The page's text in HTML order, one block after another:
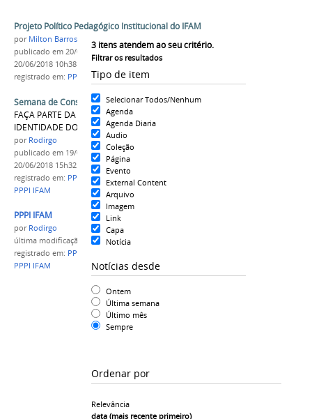
3 itens atendem ao seu critério.
Filtrar os resultados
Tipo de item
Selecionar Todos/Nenhum
Agenda
Agenda Diaria
Audio
Coleção
Página
Evento
External Content
Arquivo
Imagem
Link
Capa
Notícia
Notícias desde
Ontem
Última semana
Último mês
Sempre
Ordenar por
Relevância
data (mais recente primeiro)
Projeto Político Pedagógico Institucional do IFAM
por Milton Barros
publicado em 20/06/2018— última modificaçãoem
20/06/2018 10h38
registrado em: PPPI PROEN
Semana de Construção do PPPI do IFAM.
FAÇA PARTE DA CONSOLIDAÇÃO DA
IDENTIDADE DO IFAM.
por Rodirgo
publicado em 19/06/2018 —última modificação
20/06/2018 15h32
registrado em: PPPI Projeto politico Pedagogico
PPPI IFAM
PPPI IFAM
por Rodirgo
última modificação
em 19/06/2018 16h27
registrado em: PPPI
PPPI IFAM